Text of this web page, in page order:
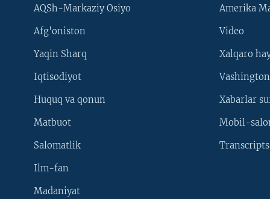
AQSh-Markaziy Osiyo
Afg'oniston
Yaqin Sharq
Iqtisodiyot
Huquq va qonun
Matbuot
Salomatlik
Ilm-fan
Madaniyat
Amerika
Video
Xalqaro
Xabarlar
Mobil-
Transcripts